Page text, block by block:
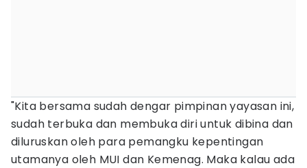
"Kita bersama sudah dengar pimpinan yayasan ini,
sudah terbuka dan membuka diri untuk dibina dan
diluruskan oleh para pemangku kepentingan
utamanya oleh MUI dan Kemenag. Maka kalau ada